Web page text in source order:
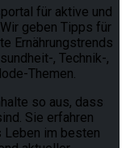
für aktive und
geben Tipps für
Ernährungstrends
, Technik-,
Themen.
so aus, dass
Sie erfahren
Leben im besten